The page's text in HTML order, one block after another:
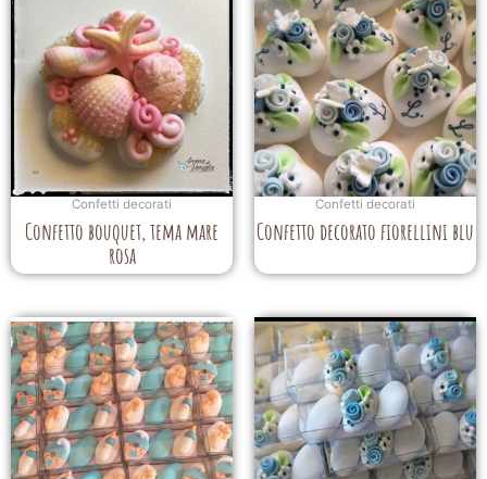
Confetti decorati
Confetto bouquet, tema mare
rosa
Confetti decorati
Confetto decorato fiorellini blu